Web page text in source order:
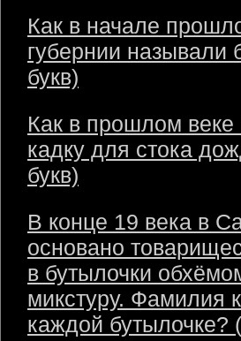
Как в начале
губернии называли
букв)
Как в прошлом
кадку для стока
букв)
В конце 19 века в
основано
в бутылочки
микстуру. Фамилия
каждой бутылочке?